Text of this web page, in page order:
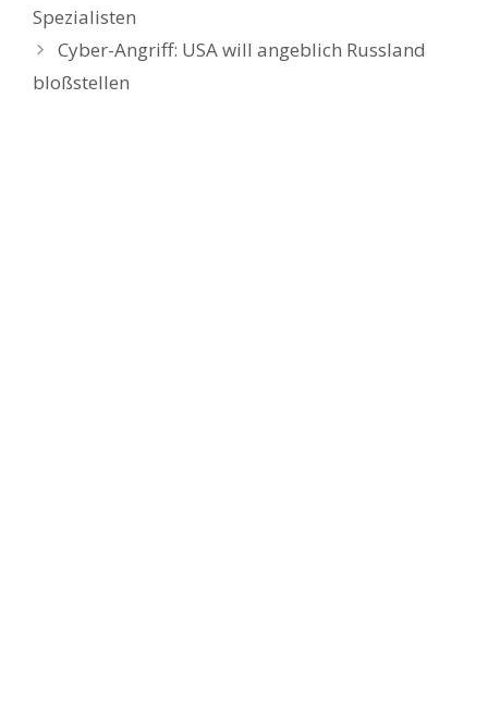
Spezialisten
Cyber-Angriff: USA will angeblich Russland
bloßstellen